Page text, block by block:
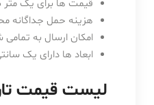
قیمت ها برای یک
هزینه حمل جداگانه
امکان ارسال به
ابعاد ها دارای یک
لیست قیمت